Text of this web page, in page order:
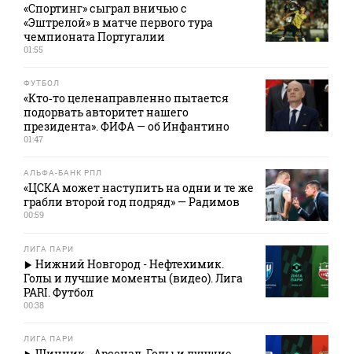
«Спортинг» сыграл вничью с
«Эштрелой» в матче первого тура
чемпионата Португалии
01:55
ФУТБОЛ
«Кто‑то целенаправленно пытается
подорвать авторитет нашего
президента». ФИФА — об Инфантино
01:47
АЛЬФА-БАНК РПЛ
«ЦСКА может наступить на одни и те же
грабли второй год подряд» — Радимов
00:59
ЛИГА ПАРИ
Нижний Новгород - Нефтехимик.
Голы и лучшие моменты (видео). Лига
PARI. Футбол
00:38
ЛИГА ПАРИ